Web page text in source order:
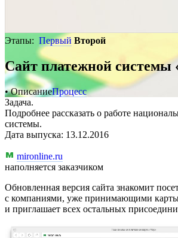
Этапы: Первый Второй
Сайт платежной системы
• ОписаниеПроцесс
Задача.
Подробнее рассказать о работе
системы.
Дата выпуска: 13.12.2016
mironline.ru
наполняется заказчиком
Обновленная версия сайта знакомит
с компаниями, уже принимающими карты
и приглашает всех остальных